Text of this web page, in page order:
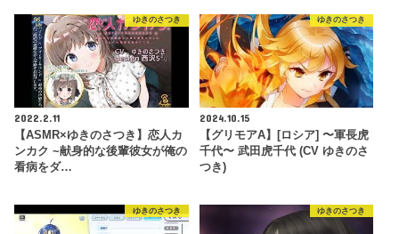
ゆきのさつき
2022.2.11
【ASMR×ゆきのさつき】恋人カ
ンカク ~献身的な後輩彼女が俺の
看病をダ…
ゆきのさつき
2024.10.15
【グリモアA】[ロシア] 〜軍長虎
千代〜 武田虎千代 (CV ゆきのさ
つき)
ゆきのさつき ゆきのさつき